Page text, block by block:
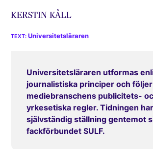
KERSTIN KÅLL
Universitetsläraren
Universitetsläraren utformas
journalistiska principer och följer
mediebranschens publicitets-
yrkesetiska regler. Tidningen
självständig ställning gentemot
fackförbundet SULF.